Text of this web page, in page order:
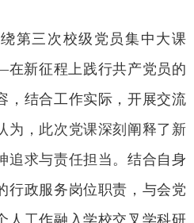
第三次校级党员集中大课
新征程上践行共产党员的
，结合工作实际，开展交流
为，此次党课深刻阐释了新
追求与责任担当。结合自身
行政服务岗位职责，与会党